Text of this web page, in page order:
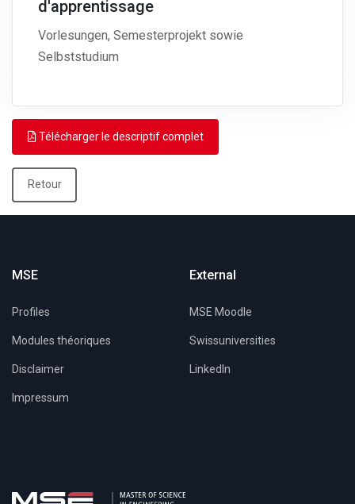
d'apprentissage
Vorlesungen, Semesterprojekt sowie
Selbststudium
Télécharger le descriptif complet
Retour
MSE
Profiles
Modules théoriques
Disclaimer
Impressum
External
MSE Moodle
Swissuniversities
LinkedIn